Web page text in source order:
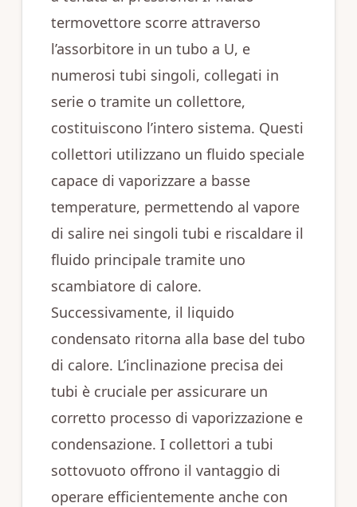
termovettore scorre attraverso
l’assorbitore in un tubo a U, e
numerosi tubi singoli, collegati in
serie o tramite un collettore,
costituiscono l’intero sistema. Questi
collettori utilizzano un fluido speciale
capace di vaporizzare a basse
temperature, permettendo al vapore
di salire nei singoli tubi e riscaldare il
fluido principale tramite uno
scambiatore di calore.
Successivamente, il liquido
condensato ritorna alla base del tubo
di calore. L’inclinazione precisa dei
tubi è cruciale per assicurare un
corretto processo di vaporizzazione e
condensazione. I collettori a tubi
sottovuoto offrono il vantaggio di
operare efficientemente anche con